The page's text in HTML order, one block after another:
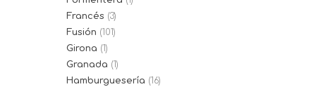
Francés (3)
Fusión (101)
Girona (1)
Granada (1)
Hamburguesería (16)